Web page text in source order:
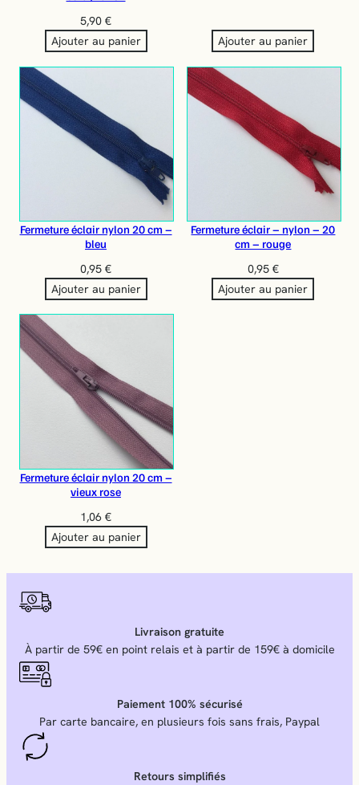
5,90€
Ajouter au panier
Ajouter au panier
Fermeture éclair nylon 20 cm –
bleu
0,95€
Ajouter au panier
Fermeture éclair – nylon – 20
cm – rouge
0,95 €
Ajouter au panier
Fermeture éclair nylon 20 cm –
vieux rose
1,06€
Ajouter au panier
Livraison gratuite
À partir de 59€ en point relais et à partir de 159€ à domicile
Paiement 100% sécurisé
Par carte bancaire, en plusieurs fois sans frais, Paypal
Retours simplifiés